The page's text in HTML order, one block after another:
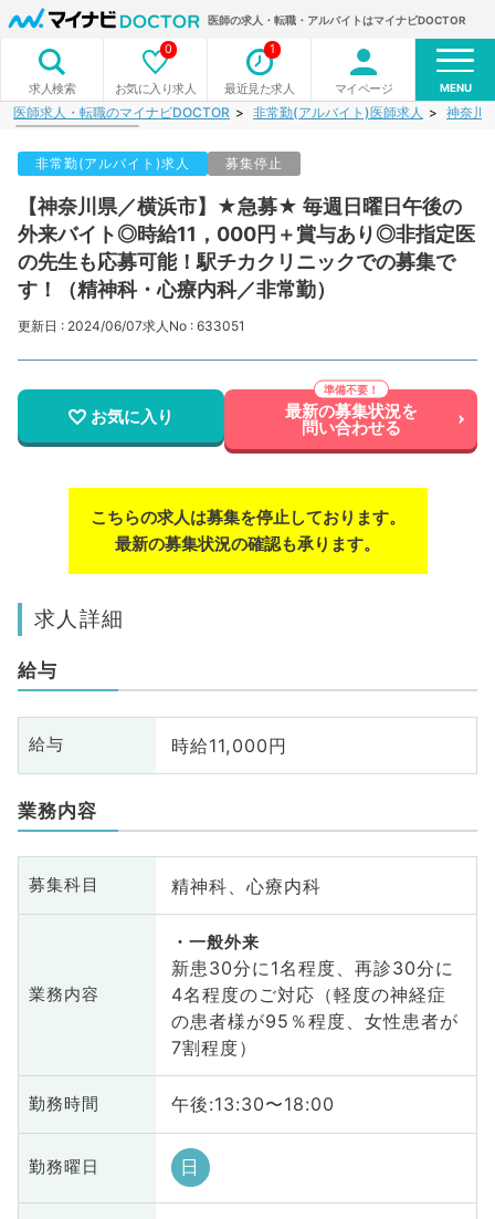
医師の求人・転職・アルバイトはマイナビDOCTOR
求人検索 お気に入り求人
0
最近見た求人
1
マイページ MENU
医師求人・転職のマイナビDOCTOR 非常勤(アルバイト)医師求人 神奈川
非常勤(アルバイト)求人 募集停止
【神奈川県／横浜市】★急募★ 毎週日曜日午後の
外来バイト◎時給11，000円＋賞与あり◎非指定医
の先生も応募可能！駅チカクリニックでの募集で
す！（精神科・心療内科／非常勤）
更新日 : 2024/06/07求人No : 633051
お気に入り 最新の募集状況を
問い合わせる
こちらの求人は募集を停止しております。
最新の募集状況の確認も承ります。
求人詳細
給与
給与 時給11,000円
業務内容
募集科目 精神科、心療内科
業務内容
一般外来
新患30分に1名程度、再診30分に
4名程度のご対応（軽度の神経症
の患者様が95％程度、女性患者が
7割程度）
勤務時間 午後:13:30〜18:00
勤務曜日 日